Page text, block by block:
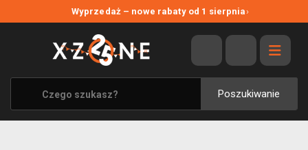
Wyprzedaż – nowe rabaty od 1 sierpnia›
Poszukiwanie
WYPRZEDAŻ
WSZYSTKIE MARKI
XZONE ORIGINALS
UBRANIA I AKCESORIA